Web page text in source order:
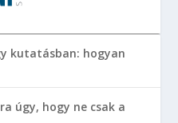
kutatásban: hogyan
úgy, hogy ne csak a